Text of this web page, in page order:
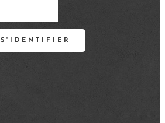
S'IDENTIFIER